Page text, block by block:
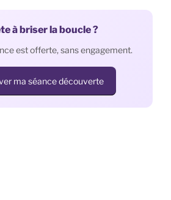
à briser la boucle ?
est offerte, sans engagement.
ma séance découverte